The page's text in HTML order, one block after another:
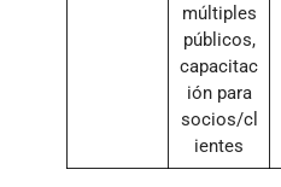
múltiples
públicos,
capacitac
ión para
socios/cl
ientes